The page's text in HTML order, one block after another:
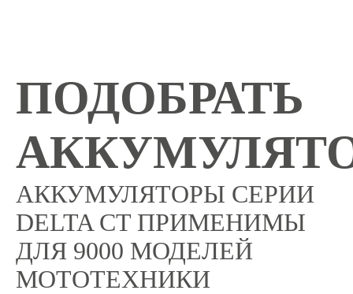
ПОДОБРАТЬ
АККУМУЛЯТОРЫ СЕРИИ
DELTA CT ПРИМЕНИМЫ
ДЛЯ 9000 МОДЕЛЕЙ
МОТОТЕХНИКИ